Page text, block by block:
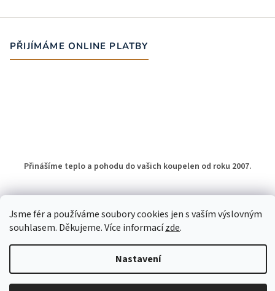
Jsme fér a používáme soubory cookies jen s vaším výslovným
souhlasem. Děkujeme. Více informacízde.
Nastavení
PŘIJÍMÁME ONLINE PLATBY
Přinášíme teplo a pohodu do vašich koupelen od roku 2007.
Vytvořil Shoptet
Copyright 2026Otopné žebříky do koupelny. Všechna práva